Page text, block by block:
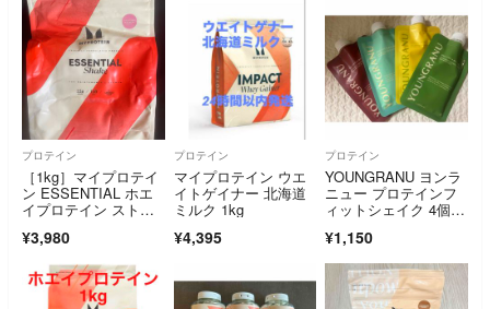
プロテイン
［1kg］マイプロテイ
ン ESSENTIAL ホエ
イプロテイン ストロ
センシャル シェイク
¥3,980
プロテイン
マイプロテイン ウエ
イトゲイナー 北海道
ミルク 1kg
¥4,395
プロテイン
YOUNGRANU ヨンラ
ニュー プロテインフ
ィットシェイク 4個セ
¥1,150